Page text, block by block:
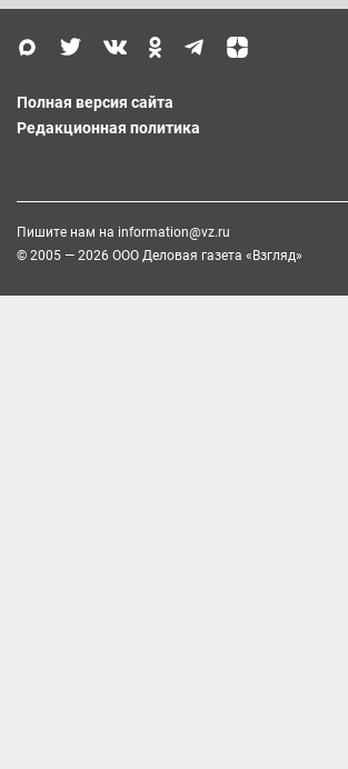
Полная версия сайта
Редакционная политика
Пишите нам на information@vz.ru
© 2005 — 2026 ООО Деловая газета «Взгляд»